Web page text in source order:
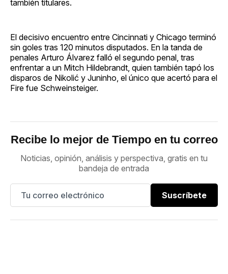
también titulares.
El decisivo encuentro entre Cincinnati y Chicago terminó
sin goles tras 120 minutos disputados. En la tanda de
penales Arturo Álvarez falló el segundo penal, tras
enfrentar a un Mitch Hildebrandt, quien también tapó los
disparos de Nikolić y Juninho, el único que acertó para el
Fire fue Schweinsteiger.
Recibe lo mejor de Tiempo en tu correo
Noticias, opinión, análisis y perspectiva, gratis en tu
bandeja de entrada
Suscríbete